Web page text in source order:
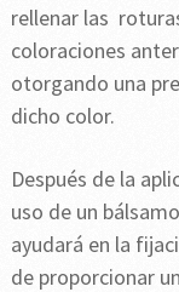
rellenar las
coloraciones
otorgando una
dicho color.
Después de la
uso de un
ayudará en la
de proporcionar